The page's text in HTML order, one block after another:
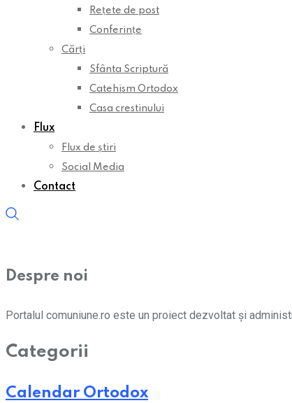
Rețete de post
Conferințe
Cărți
Sfânta Scriptură
Catehism Ortodox
Casa crestinului
Flux
Flux de știri
Social Media
Contact
Despre noi
Portalul comuniune.ro este un proiect dezvoltat și
Categorii
Calendar Ortodox